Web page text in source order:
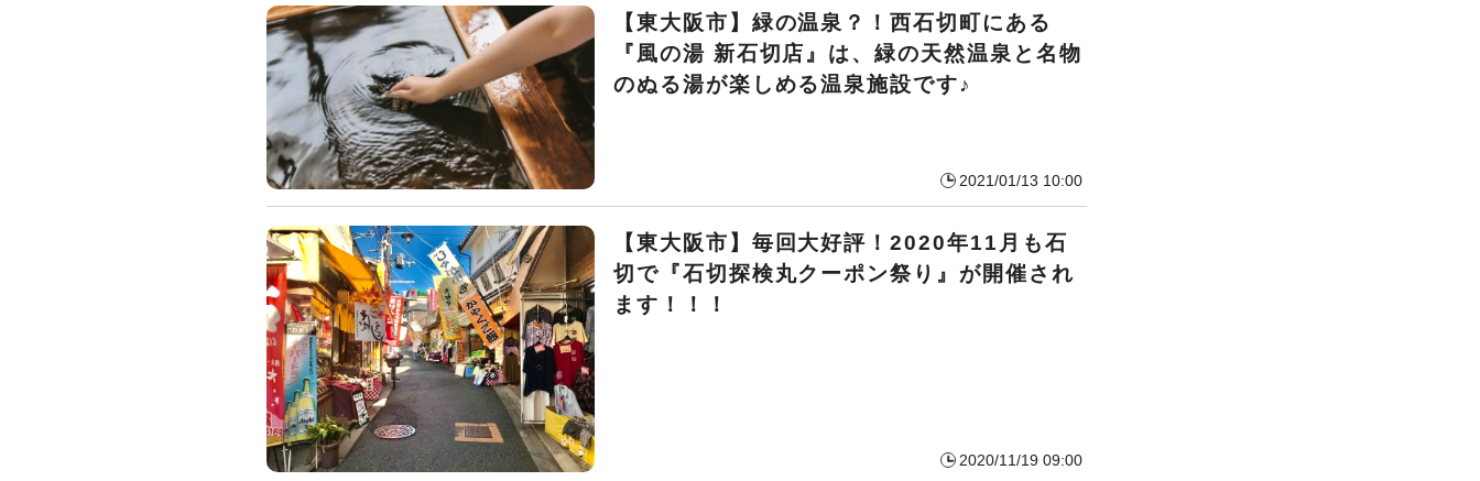
【東大阪市】緑の温泉？！西石切町にある
『風の湯 新石切店』は、緑の天然温泉と名物
のぬる湯が楽しめる温泉施設です♪
2021/01/13 10:00
【東大阪市】毎回大好評！2020年11月も石
切で『石切探検丸クーポン祭り』が開催され
ます！！！
2020/11/19 09:00